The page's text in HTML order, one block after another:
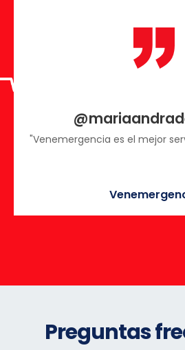
"Venemergencia es el mejor
Preguntas